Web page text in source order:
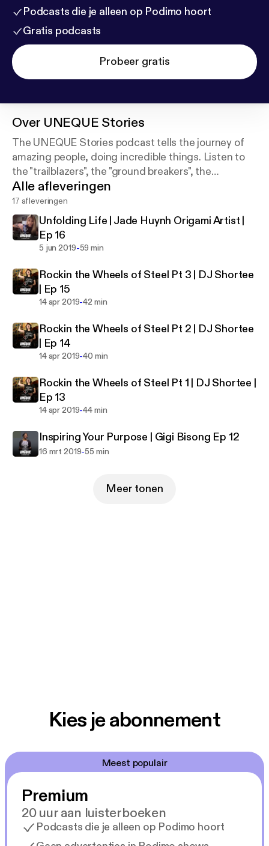
Podcasts die je alleen op Podimo hoort
Gratis podcasts
Probeer gratis
Over UNEQUE Stories
The UNEQUE Stories podcast tells the journey of
amazing people, doing incredible things. Listen to
the "trailblazers", the "ground breakers", the
"difference makers". Be Original. Be You. Be
UNEQUE.
Alle afleveringen
17 afleveringen
Unfolding Life | Jade Huynh Origami Artist |
Ep 16
5 jun 2019-59 min
Rockin the Wheels of Steel Pt 3 | DJ Shortee
| Ep 15
14 apr 2019-42 min
Rockin the Wheels of Steel Pt 2 | DJ Shortee
| Ep 14
14 apr 2019-40 min
Rockin the Wheels of Steel Pt 1 | DJ Shortee |
Ep 13
14 apr 2019-44 min
Inspiring Your Purpose | Gigi Bisong Ep 12
16 mrt 2019-55 min
Meer tonen
Kies je abonnement
Meest populair
Premium
20 uur aan luisterboeken
Podcasts die je alleen op Podimo hoort